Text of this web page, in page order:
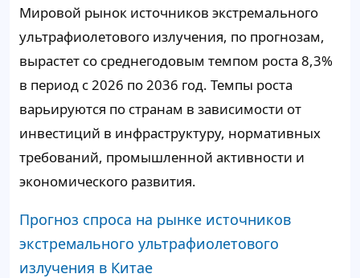
Мировой рынок источников экстремального
ультрафиолетового излучения, по прогнозам,
вырастет со среднегодовым темпом роста 8,3%
в период с 2026 по 2036 год. Темпы роста
варьируются по странам в зависимости от
инвестиций в инфраструктуру, нормативных
требований, промышленной активности и
экономического развития.
Прогноз спроса на рынке источников
экстремального ультрафиолетового
излучения в Китае